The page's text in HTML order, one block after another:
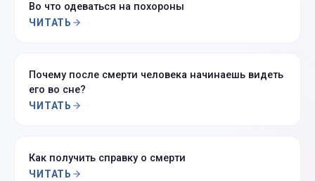
Во что одеваться на похороны
ЧИТАТЬ
Почему после смерти человека начинаешь видеть
его во сне?
ЧИТАТЬ
Как получить справку о смерти
ЧИТАТЬ